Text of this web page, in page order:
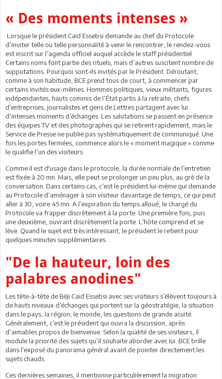
« Des moments intenses »
Lorsque le président Caïd Essebsi demande au chef du Protocole
d’inviter telle ou telle personnalité à venir le rencontrer, le rendez-vous
est inscrit sur l’agenda officiel auquel accède le staff présidentiel.
Certains noms font partie des rituels, mais d’autres suscitent nombre de
supputations. Pourquoi sont-ils invités par le Président. Déroutant,
comme à son habitude, BCE prend tous de court, à commencer par
certains invités eux-mêmes. Hommes politiques, vieux militants, figures
indépendantes, hauts commis de l’État partis à la retraite, chefs
d’entreprises, journalistes et gens de Lettres partagent avec lui
d’intenses moments d’échanges. Les salutations se passent en présence
des équipes TV et des photographes qui se retirent rapidement, mais le
Service de Presse ne publie pas systématiquement de communiqué. Une
fois les portes fermées, commence alors le « moment magique » comme
le qualifie l’un des visiteurs.
Comme il est d'usage dans le protocole, la durée normale de l’entretien
est fixée à 20 mn. Mais, elle peut se prolonger un peu plus, au grè de la
conversation. Dans certains cas, c’est le président lui-même qui demande
au Protocole d’aménager à son visiteur davantage de temps, ce qui peut
aller à 30, voire 45 mn. A l’expiration du temps alloué, le chargé du
Protocole va frapper discrètement à la porte. Une première fois, puis
une deuxième, ouvrant discrètement la porte. L’hôte comprend et se
lève. Quand le sujet est très intéressant, le président le retient pour
quelques minutes supplémentaires.
"De la hauteur, loin des
palabres anodines"
Les tête-à-tête de Béji Caïd Essebsi avec ses visiteurs s’élèvent toujours à
de hauts niveaux d’échanges qui portent sur la géostratégie, la situation
dans le pays, la région, le monde, les questions de grande acuité.
Généralement, c’est le président qui ouvra la discussion, après
d’aimables propos de bienvenue. Selon la qualité de ses visiteurs, il
module la priorité des sujets qu’il souhaite aborder avec lui. BCE brille
dans l’exposé du panorama général avant de pointer directement les
sujets chauds.
Ces dernières semaines, il mentionne particulièrement la migration